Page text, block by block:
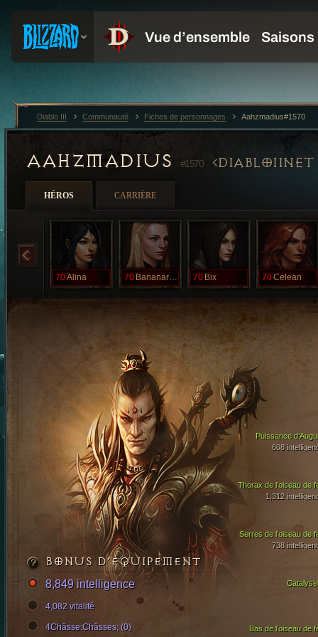
AAHZMADIUS #1570 DIABLOIINET
HÉROS CARRIÈRE
70Alina 70 Bananarama 70 Bix 70Celean
Thorax de l’oiseau de
1,312
Serres de l’oiseau de
738
Puissance
608
Bas de l’oiseau de
BONUS D’ÉQUIPEMENT
8,849 intelligence
4,082 vitalité
4Châsse:Châsses; (0)
Diablo III Communauté Fiches de personnages Aahzmadius#1570